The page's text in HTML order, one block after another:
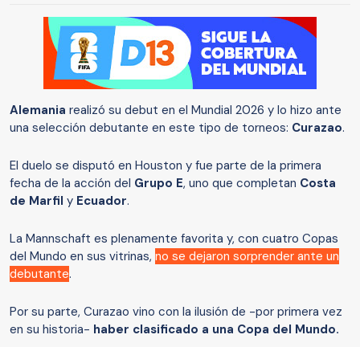
Alemania realizó su debut en el Mundial 2026 y lo hizo ante
una selección debutante en este tipo de torneos: Curazao.
El duelo se disputó en Houston y fue parte de la primera
fecha de la acción del Grupo E, uno que completan Costa
de Marfil y Ecuador.
La Mannschaft es plenamente favorita y, con cuatro Copas
del Mundo en sus vitrinas, no se dejaron sorprender ante un
debutante.
Por su parte, Curazao vino con la ilusión de -por primera vez
en su historia- haber clasificado a una Copa del Mundo.